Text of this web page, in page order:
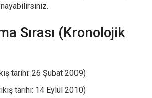
Sırası (Kronolojik
tarihi: 26 Şubat 2009)
tarihi: 14 Eylül 2010)